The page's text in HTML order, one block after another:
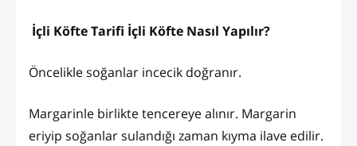
İçli Köfte Tarifi İçli Köfte Nasıl Yapılır?
Öncelikle soğanlar incecik doğranır.
Margarinle birlikte tencereye alınır. Margarin
eriyip soğanlar sulandığı zaman kıyma ilave edilir.